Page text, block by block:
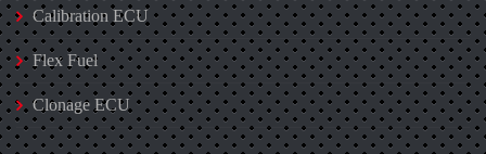
Calibration ECU
Flex Fuel
Clonage ECU